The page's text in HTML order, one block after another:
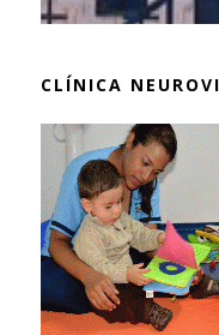
CLÍNICA